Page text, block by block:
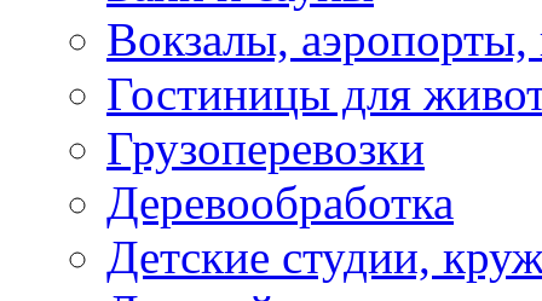
Вокзалы,
Гостиницы для
Грузоперевозки
Деревообработка
Детские студии,